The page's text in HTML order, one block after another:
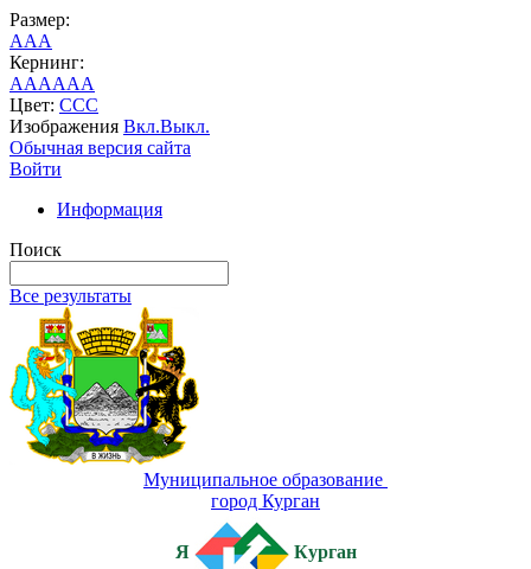
Размер:
AAA
Кернинг:
AAAAAA
Цвет: CCC
Изображения Вкл.Выкл.
Обычная версия сайта
Войти
Информация
Поиск
Все результаты
Муниципальное образование
город Курган
Я Курган